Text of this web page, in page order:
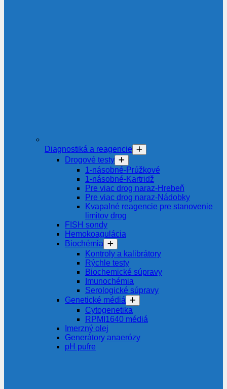
Diagnostiká a reagencie
Drogové testy
1-násobné-Prúžkové
1-násobné-Kartridž
Pre viac drog naraz-Hrebeň
Pre viac drog naraz-Nádobky
Kvapalné reagencie pre stanovenie
limitov drog
FISH sondy
Hemokoagulácia
Biochémia
Kontroly a kalibrátory
Rýchle testy
Biochemické súpravy
Imunochémia
Serologické súpravy
Genetické médiá
Cytogenetika
RPMI1640 médiá
Imerzný olej
Generátory anaerózy
pH pufre